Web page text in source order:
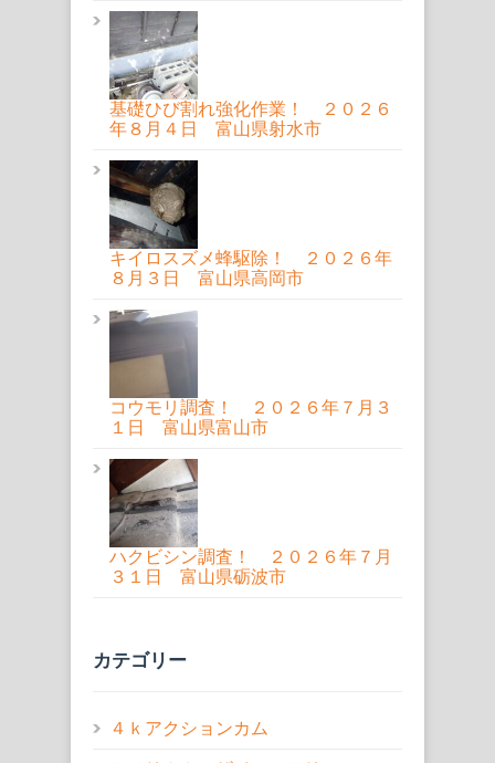
基礎ひび割れ強化作業！ ２０２６
年８月４日 富山県射水市
キイロスズメ蜂駆除！ ２０２６年
８月３日 富山県高岡市
コウモリ調査！ ２０２６年７月３
１日 富山県富山市
ハクビシン調査！ ２０２６年７月
３１日 富山県砺波市
カテゴリー
４ｋアクションカム